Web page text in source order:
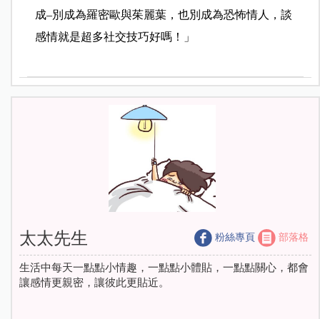
成–別成為羅密歐與茱麗葉，也別成為恐怖情人，談
感情就是超多社交技巧好嗎！」
太太先生 粉絲專頁 部落格
生活中每天一點點小情趣，一點點小體貼，一點點關心，都會
讓感情更親密，讓彼此更貼近。